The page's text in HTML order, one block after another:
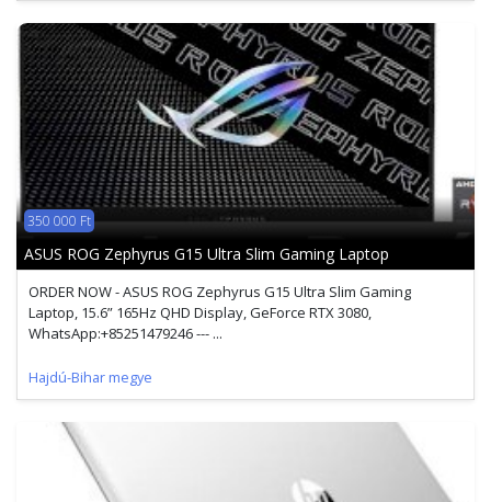
350 000 Ft
ASUS ROG Zephyrus G15 Ultra Slim Gaming Laptop
ORDER NOW - ASUS ROG Zephyrus G15 Ultra Slim Gaming
Laptop, 15.6” 165Hz QHD Display, GeForce RTX 3080,
WhatsApp:+85251479246 --- ...
Hajdú-Bihar megye